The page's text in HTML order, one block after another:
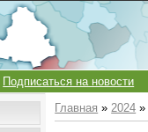
Подписаться на новости
Главная »2024 »